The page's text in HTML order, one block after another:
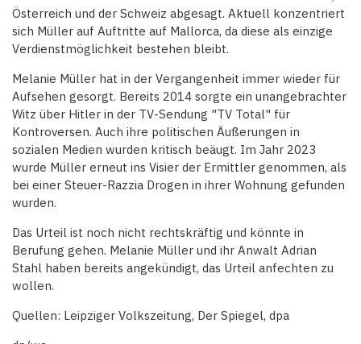
Österreich und der Schweiz abgesagt. Aktuell konzentriert
sich Müller auf Auftritte auf Mallorca, da diese als einzige
Verdienstmöglichkeit bestehen bleibt.
Melanie Müller hat in der Vergangenheit immer wieder für
Aufsehen gesorgt. Bereits 2014 sorgte ein unangebrachter
Witz über Hitler in der TV-Sendung "TV Total" für
Kontroversen. Auch ihre politischen Äußerungen in
sozialen Medien wurden kritisch beäugt. Im Jahr 2023
wurde Müller erneut ins Visier der Ermittler genommen, als
bei einer Steuer-Razzia Drogen in ihrer Wohnung gefunden
wurden.
Das Urteil ist noch nicht rechtskräftig und könnte in
Berufung gehen. Melanie Müller und ihr Anwalt Adrian
Stahl haben bereits angekündigt, das Urteil anfechten zu
wollen.
Quellen: Leipziger Volkszeitung, Der Spiegel, dpa